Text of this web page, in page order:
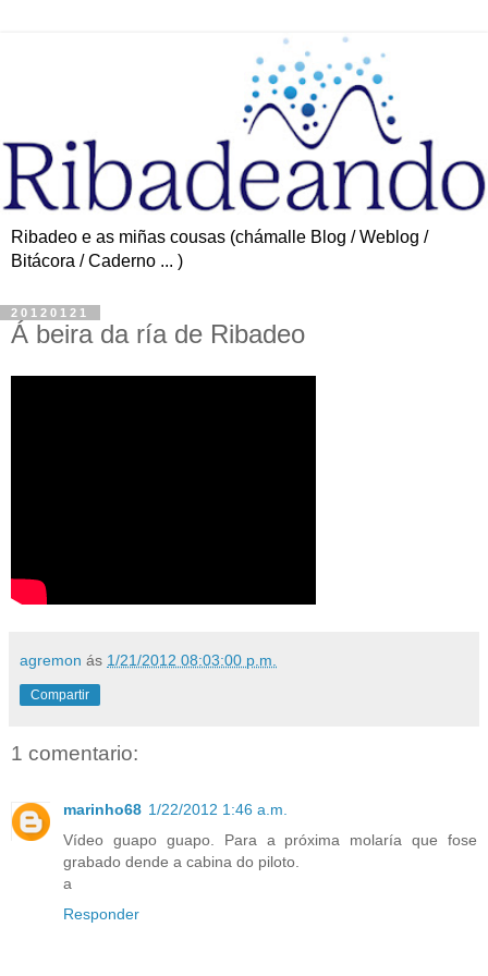
Ribadeo e as miñas cousas (chámalle Blog / Weblog /
Bitácora / Caderno ... )
20120121
Á beira da ría de Ribadeo
agremon ás 1/21/2012 08:03:00 p.m.
Compartir
1 comentario:
marinho68 1/22/2012 1:46 a.m.
Vídeo guapo guapo. Para a próxima molaría que fose
grabado dende a cabina do piloto.
a
Responder